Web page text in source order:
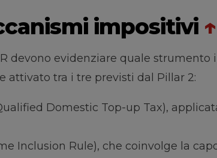
impositivi ↑
devono evidenziare quale strumento
attivato tra i tre previsti dal Pillar 2:
Domestic Top-up Tax),
Inclusion Rule), che coinvolge la